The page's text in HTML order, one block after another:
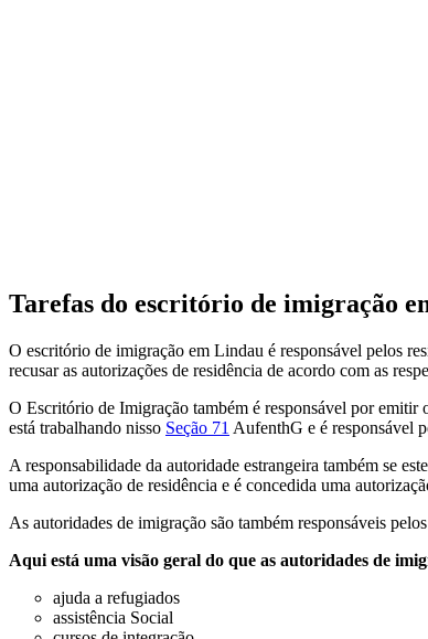
Tarefas do escritório de imigração
O escritório de imigração em Lindau é responsável pelos
recusar as autorizações de residência de acordo com as
O Escritório de Imigração também é responsável por emitir
está trabalhando nisso Seção 71 AufenthG e é responsável
A responsabilidade da autoridade estrangeira também se
uma autorização de residência e é concedida uma
As autoridades de imigração são também responsáveis
Aqui está uma visão geral do que as autoridades de
ajuda a refugiados
assistência Social